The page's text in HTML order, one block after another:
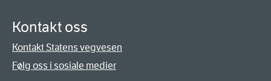
Kontakt oss
Kontakt Statens vegvesen
Følg oss i sosiale medier